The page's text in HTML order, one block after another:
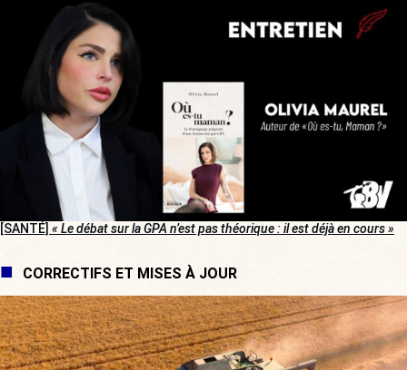
[SANTÉ] « Le débat sur la GPA n’est pas théorique : il est déjà en cours »
CORRECTIFS ET MISES À JOUR